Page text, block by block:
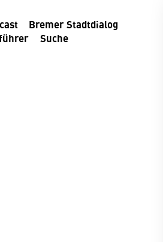
Bremer Stadtdialog
Suche